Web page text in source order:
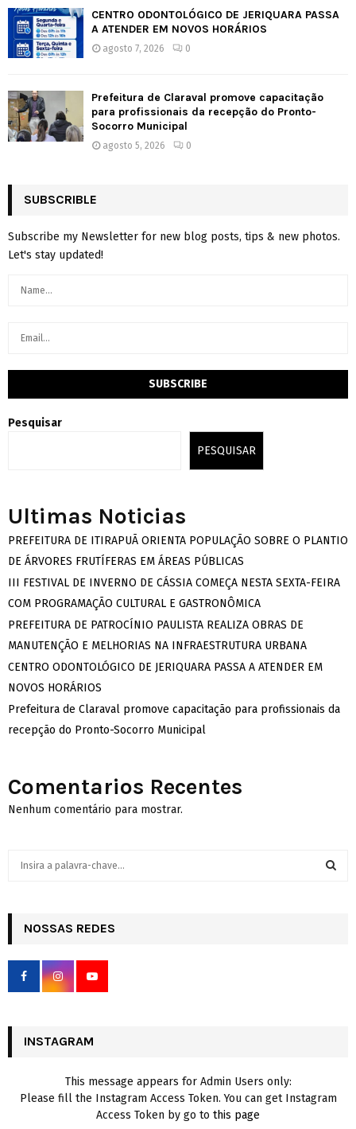
CENTRO ODONTOLÓGICO DE JERIQUARA PASSA
A ATENDER EM NOVOS HORÁRIOS
agosto 7, 2026 0
Prefeitura de Claraval promove capacitação
para profissionais da recepção do Pronto-
Socorro Municipal
agosto 5, 2026 0
SUBSCRIBLE
Subscribe my Newsletter for new blog posts, tips & new photos.
Let's stay updated!
Pesquisar
PESQUISAR
Ultimas Noticias
PREFEITURA DE ITIRAPUÃ ORIENTA POPULAÇÃO SOBRE O PLANTIO
DE ÁRVORES FRUTÍFERAS EM ÁREAS PÚBLICAS
III FESTIVAL DE INVERNO DE CÁSSIA COMEÇA NESTA SEXTA-FEIRA
COM PROGRAMAÇÃO CULTURAL E GASTRONÔMICA
PREFEITURA DE PATROCÍNIO PAULISTA REALIZA OBRAS DE
MANUTENÇÃO E MELHORIAS NA INFRAESTRUTURA URBANA
CENTRO ODONTOLÓGICO DE JERIQUARA PASSA A ATENDER EM
NOVOS HORÁRIOS
Prefeitura de Claraval promove capacitação para profissionais da
recepção do Pronto-Socorro Municipal
Comentarios Recentes
Nenhum comentário para mostrar.
h
f
r
NOSSAS REDES
INSTAGRAM
This message appears for Admin Users only:
Please fill the Instagram Access Token. You can get Instagram
Access Token by go to this page